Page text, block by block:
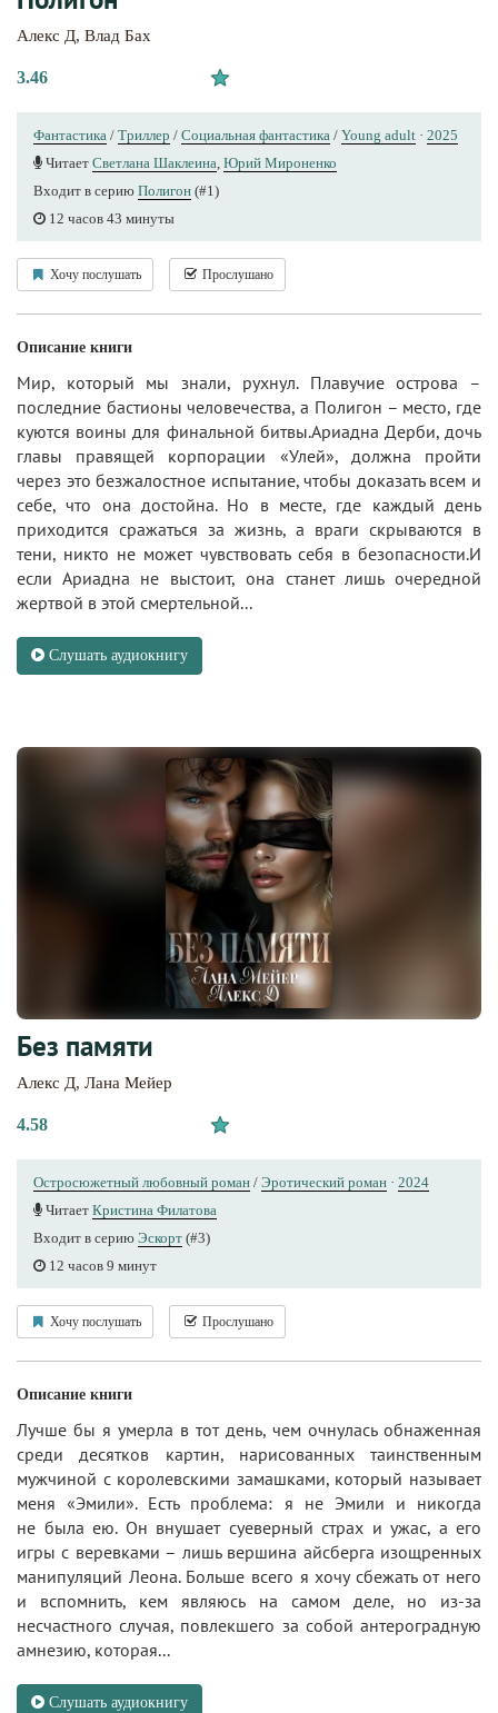
Алекс Д, Влад Бах
3.46
Фантастика / Триллер / Социальная фантастика / Young adult · 2025
Читает Светлана Шаклеина, Юрий Мироненко
Входит в серию Полигон (#1)
12 часов 43 минуты
Хочу послушать Прослушано
Описание книги
Мир, который мы знали, рухнул. Плавучие острова –
последние бастионы человечества, а Полигон – место, где
куются воины для финальной битвы.Ариадна Дерби, дочь
главы правящей корпорации «Улей», должна пройти
через это безжалостное испытание, чтобы доказать всем и
себе, что она достойна. Но в месте, где каждый день
приходится сражаться за жизнь, а враги скрываются в
тени, никто не может чувствовать себя в безопасности.И
если Ариадна не выстоит, она станет лишь очередной
жертвой в этой смертельной...
Слушать аудиокнигу
Без памяти
Алекс Д, Лана Мейер
4.58
Остросюжетный любовный роман / Эротический роман · 2024
Читает Кристина Филатова
Входит в серию Эскорт (#3)
12 часов 9 минут
Хочу послушать Прослушано
Описание книги
Лучше бы я умерла в тот день, чем очнулась обнаженная
среди десятков картин, нарисованных таинственным
мужчиной с королевскими замашками, который называет
меня «Эмили». Есть проблема: я не Эмили и никогда
не была ею. Он внушает суеверный страх и ужас, а его
игры с веревками – лишь вершина айсберга изощренных
манипуляций Леона. Больше всего я хочу сбежать от него
и вспомнить, кем являюсь на самом деле, но из-за
несчастного случая, повлекшего за собой антероградную
амнезию, которая...
Слушать аудиокнигу